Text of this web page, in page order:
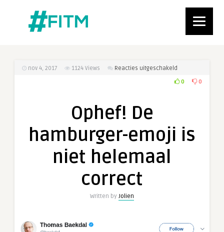
nov 4, 2017 1124 Views Reacties uitgeschakeld
Ophef!
niet
0 0
Ophef! De
hamburger-emoji is
niet helemaal
correct
Written by Jolien